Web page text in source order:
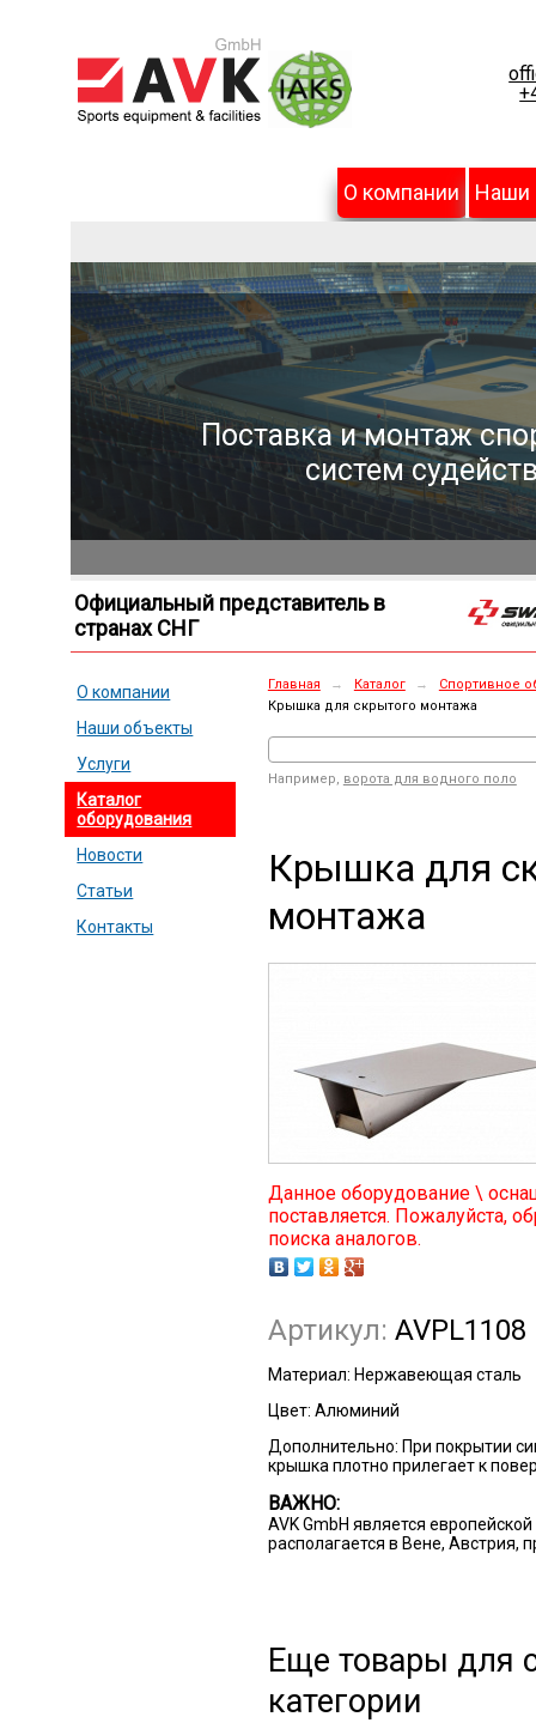
О компании Наши
Поставка и монтаж
систем
Официальный представитель в
странах СНГ
О компании
Наши объекты
Услуги
Каталог
оборудования
Новости
Статьи
Контакты
Главная → Каталог →
Спортивное
Крышка для скрытого монтажа
Например, ворота для водного поло
Крышка для
монтажа
Данное оборудование \
поставляется. Пожалуйста,
поиска аналогов.
Артикул: AVPL1108
Материал: Нержавеющая сталь
Цвет: Алюминий
Дополнительно: При покрытии
крышка плотно прилегает к
ВАЖНО:
AVK GmbH является
располагается в Вене, Австрия,
Еще товары для
категории